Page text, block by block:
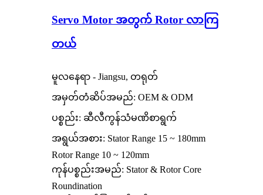
Servo Motor အတွက် Rotor လာကြ
တယ်
မူလနေရာ - Jiangsu, တရုတ်
အမှတ်တံဆိပ်အမည်: OEM & ODM
ပစ္စည်း: ဆီလီကွန်သံမဏိစာရွက်
အရွယ်အစား: Stator Range 15 ~ 180mm
Rotor Range 10 ~ 120mm
ကုန်ပစ္စည်းအမည်: Stator & Rotor Core
Roundination